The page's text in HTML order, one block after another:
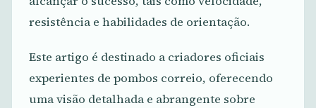
resistência e habilidades de orientação.
Este artigo é destinado a criadores oficiais
experientes de pombos correio, oferecendo
uma visão detalhada e abrangente sobre